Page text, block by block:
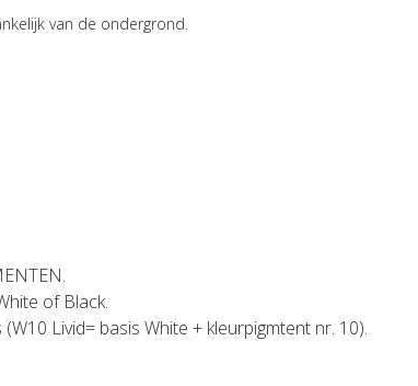
van de ondergrond.
of Black.
Livid= basis White + kleurpigmtent nr. 10).